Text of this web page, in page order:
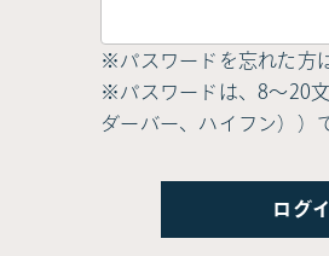
※パスワードを忘れた方
※パスワードは、8〜20
ダーバー、ハイフン））